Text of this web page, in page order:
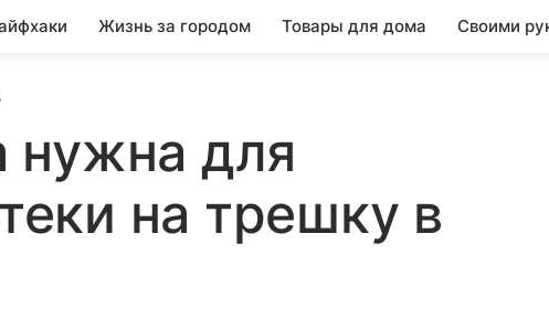
Жизнь за городом Товары для дома Своими
нужна для
на трешку в